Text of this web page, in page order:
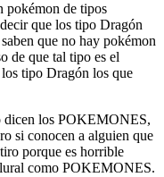
pokémon de tipos
que los tipo Dragón
que no hay pokémon
de que tal tipo es el
tipo Dragón los que
dicen los POKEMONES,
si conocen a alguien que
porque es horrible
como POKEMONES.